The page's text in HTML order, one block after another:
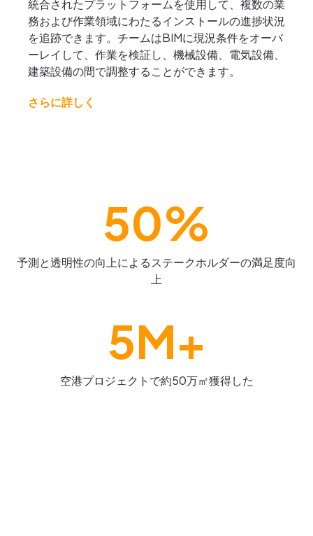
統合されたプラットフォームを使用して、複数の業
務および作業領域にわたるインストールの進捗状況
を追跡できます。チームはBIMに現況条件をオーバ
ーレイして、作業を検証し、機械設備、電気設備、
建築設備の間で調整することができます。
さらに詳しく
50%
予測と透明性の向上によるステークホルダーの満足度向
上
5M+
空港プロジェクトで約50万㎡獲得した